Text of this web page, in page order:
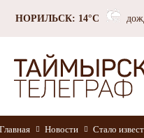
НОРИЛЬСК: 14°C
Главная Новости Стало